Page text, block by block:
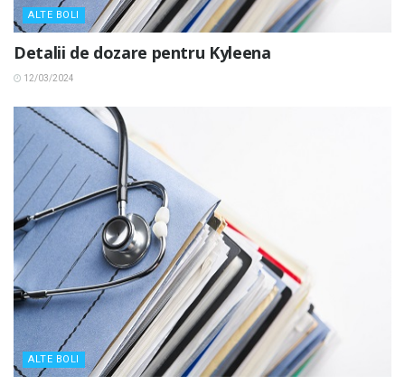
ALTE BOLI
Detalii de dozare pentru Kyleena
12/03/2024
ALTE BOLI